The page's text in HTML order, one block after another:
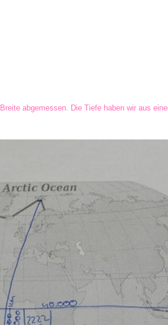
abgemessen. Die Tiefe haben wir aus